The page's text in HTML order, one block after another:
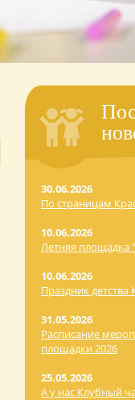
30.06.2026
По страницам
10.06.2026
Летняя площадка
10.06.2026
Праздник
31.05.2026
Расписание
площадки 2026
25.05.2026
А у нас Клубный